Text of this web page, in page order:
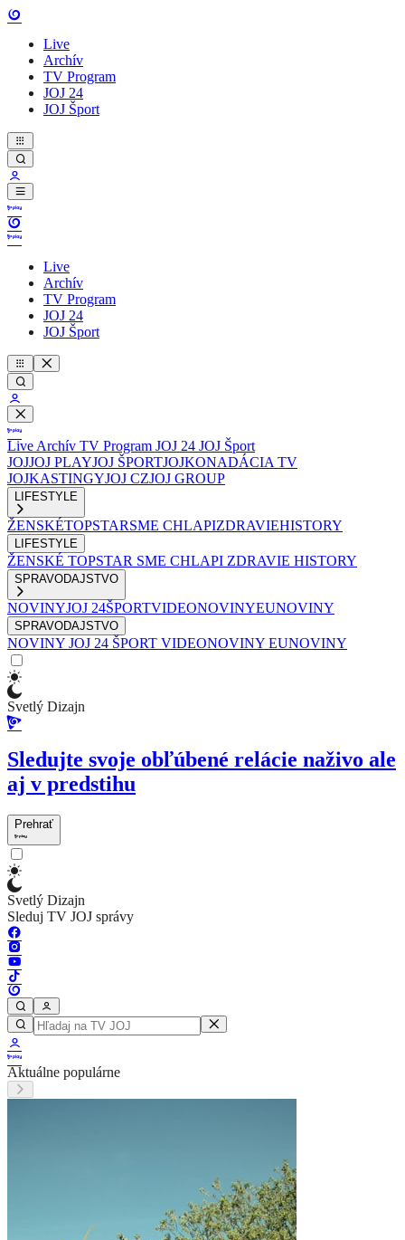
Live
Archív
TV Program
JOJ 24
JOJ Šport
Live
Archív
TV Program
JOJ 24
JOJ Šport
Live Archív TV Program JOJ 24 JOJ Šport
JOJJOJ PLAYJOJ ŠPORTJOJKONADÁCIA TV
JOJKASTINGYJOJ CZJOJ GROUP
LIFESTYLE
ŽENSKÉTOPSTARSME CHLAPIZDRAVIEHISTORY
LIFESTYLE
ŽENSKÉ TOPSTAR SME CHLAPI ZDRAVIE HISTORY
SPRAVODAJSTVO
NOVINYJOJ 24ŠPORTVIDEONOVINYEUNOVINY
SPRAVODAJSTVO
NOVINY JOJ 24 ŠPORT VIDEONOVINY EUNOVINY
Svetlý Dizajn
Sledujte svoje obľúbené relácie naživo ale
aj v predstihu
Prehrať
Svetlý Dizajn
Sleduj TV JOJ správy
Aktuálne populárne